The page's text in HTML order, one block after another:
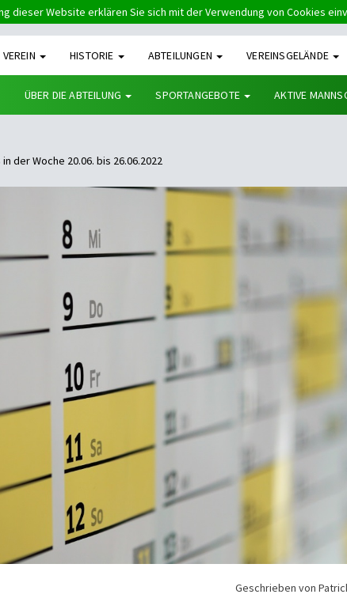
dieser Website erklären Sie sich mit der Verwendung von Cookies
VEREIN HISTORIE ABTEILUNGEN VEREINSGELÄNDE
ÜBER DIE ABTEILUNG SPORTANGEBOTE AKTIVE
der Woche 20.06. bis 26.06.2022
Geschrieben von